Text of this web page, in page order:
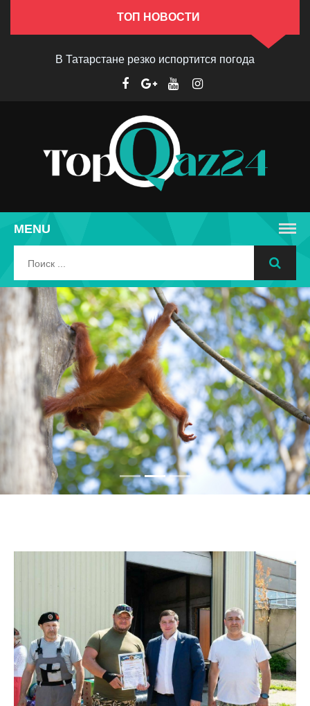
ТОП НОВОСТИ
В Татарстане резко испортится погода
MENU